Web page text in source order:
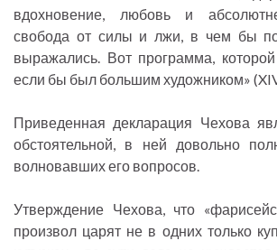
вдохновение, любовь и
свобода от силы и лжи, в чем бы
выражались. Вот программа,
если бы был большим художником»
Приведенная декларация Чехова
обстоятельной, в ней довольно
волновавших его вопросов.
Утверждение Чехова, что
произвол царят не в одних только